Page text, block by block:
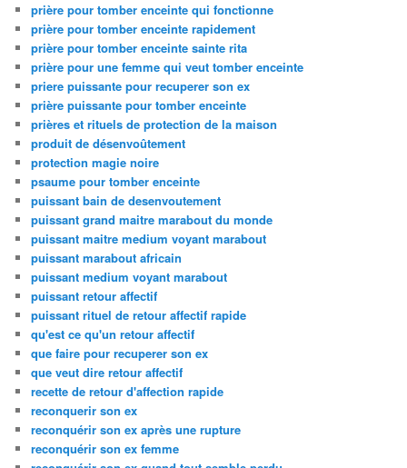
prière pour tomber enceinte qui fonctionne
prière pour tomber enceinte rapidement
prière pour tomber enceinte sainte rita
prière pour une femme qui veut tomber enceinte
priere puissante pour recuperer son ex
prière puissante pour tomber enceinte
prières et rituels de protection de la maison
produit de désenvoûtement
protection magie noire
psaume pour tomber enceinte
puissant bain de desenvoutement
puissant grand maitre marabout du monde
puissant maitre medium voyant marabout
puissant marabout africain
puissant medium voyant marabout
puissant retour affectif
puissant rituel de retour affectif rapide
qu'est ce qu'un retour affectif
que faire pour recuperer son ex
que veut dire retour affectif
recette de retour d'affection rapide
reconquerir son ex
reconquérir son ex après une rupture
reconquérir son ex femme